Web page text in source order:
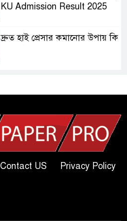
KU Admission Result 2025
দ্রুত হাই প্রেসার কমানোর উপায় কি
| Today Dakhil Exam
খুবি সি ইউনিট ভর্তি পরীক্ষার প্রশ্ন
২০২৫ | KU C Unit Admission
Question
Contact US
Privacy Policy